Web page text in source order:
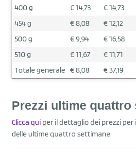
400 g
€ 14,73
€ 14,73
454 g
€ 8,08
€ 12,12
500 g
€ 9,94
€ 16,58
510 g
€ 11,67
€ 11,71
Totale generale € 8,08 € 37,19
Prezzi ultime quattro
Clicca qui per il dettaglio dei prezzi
delle ultime quattro settimane